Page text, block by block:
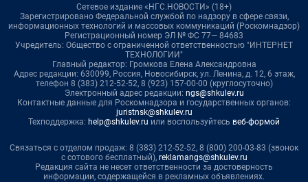
Сетевое издание «НГС.НОВОСТИ» (18+)
Зарегистрировано Федеральной службой по надзору в сфере связи,
информационных технологий и массовых коммуникаций (Роскомнадзор)
Регистрационный номер ЭЛ № ФС 77— 84683
Учредитель: Общество с ограниченной ответственностью "ИНТЕРНЕТ
ТЕХНОЛОГИИ"
Главный редактор: Громкова Елена Александровна
Адрес редакции: 630099, Россия, Новосибирск, ул. Ленина, д. 12, 6 этаж,
телефон 8 (383) 212-52-52, 8 (923) 157-00-00 (круглосуточно)
Электронный адрес редакции: ngs@shkulev.ru
Контактные данные для Роскомнадзора и государственных органов:
juristnsk@shkulev.ru
Техподдержка: help@shkulev.ru или воспользуйтесь веб-формой
Связаться с отделом продаж: 8 (383) 212-52-52, 8 (800) 200-03-83 (звонок
с сотового бесплатный), reklamangs@shkulev.ru
Редакция сайта не несет ответственности за достоверность
информации, содержащейся в рекламных объявлениях.